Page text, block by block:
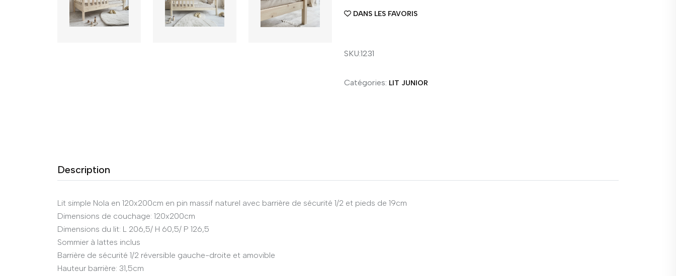
DANS LES FAVORIS
SKU:1231
Catégories: LIT JUNIOR
Description
Lit simple Nola en 120x200cm en pin massif naturel avec barrière de sécurité 1/2 et pieds de 19cm
Dimensions de couchage: 120x200cm
Dimensions du lit: L 206,5/ H 60,5/ P 126,5
Sommier à lattes inclus
Barrière de sécurité 1/2 réversible gauche-droite et amovible
Hauteur barrière: 31,5cm